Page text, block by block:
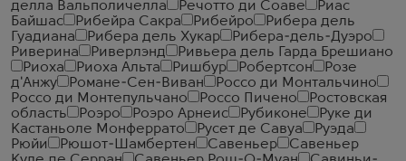
делла Вальполичелла
Речотто ди Соаве
Риас
Байшас
Рибейра Сакра Рибейро
Рибера дель
Гуадиана
Рибера дель Хукар
Рибера-дель-Дуэро
Риверина
Риверлэнд
Ривьера дель Гарда Брешиано
Риоха
Риоха Альта Ришбур Робертсон
Розе
д'Анжу
Романе-Сен-Виван
Россо ди Монтальчино
Россо ди Монтепульчано
Россо Пичено
Ростовская
область
Роэро Роэро Арнеис Рубиконе
Руке ди
Кастаньоле Монферрато
Русет де Савуа
Руэда
Рюйи
Рюшот-Шамбертен Савеньер
Савеньер